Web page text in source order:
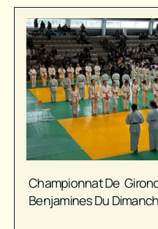
Championnat De
Benjamines Du